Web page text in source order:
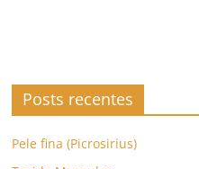
Posts recentes
Pele fina (Picrosirius)